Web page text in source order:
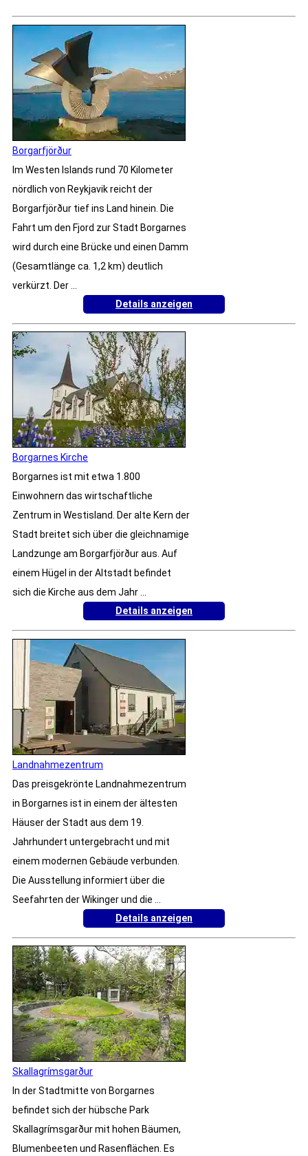
Borgarfjörður
Im Westen Islands rund 70 Kilometer
nördlich von Reykjavik reicht der
Borgarfjörður tief ins Land hinein. Die
Fahrt um den Fjord zur Stadt Borgarnes
wird durch eine Brücke und einen Damm
(Gesamtlänge ca. 1,2 km) deutlich
verkürzt. Der ...
Details anzeigen
Borgarnes Kirche
Borgarnes ist mit etwa 1.800
Einwohnern das wirtschaftliche
Zentrum in Westisland. Der alte Kern der
Stadt breitet sich über die gleichnamige
Landzunge am Borgarfjörður aus. Auf
einem Hügel in der Altstadt befindet
sich die Kirche aus dem Jahr ...
Details anzeigen
Landnahmezentrum
Das preisgekrönte Landnahmezentrum
in Borgarnes ist in einem der ältesten
Häuser der Stadt aus dem 19.
Jahrhundert untergebracht und mit
einem modernen Gebäude verbunden.
Die Ausstellung informiert über die
Seefahrten der Wikinger und die ...
Details anzeigen
Skallagrímsgarður
In der Stadtmitte von Borgarnes
befindet sich der hübsche Park
Skallagrímsgarður mit hohen Bäumen,
Blumenbeeten und Rasenflächen. Es